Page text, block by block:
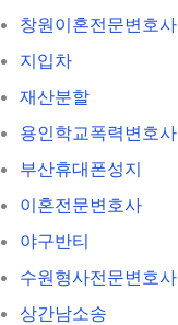
창원이혼전문변호사
지입차
재산분할
용인학교폭력변호사
부산휴대폰성지
이혼전문변호사
야구반티
수원형사전문변호사
상간남소송